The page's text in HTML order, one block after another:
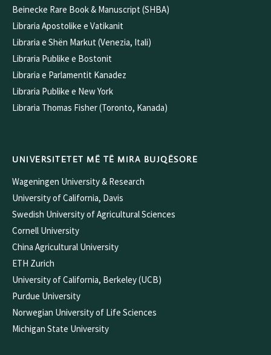
Beinecke Rare Book & Manuscript (SHBA)
Libraria Apostolike e Vatikanit
Libraria e Shën Markut (Venezia, Itali)
Libraria Publike e Bostonit
Libraria e Parlamentit Kanadez
Libraria Publike e New York
Libraria Thomas Fisher (Toronto, Kanada)
UNIVERSITETET MË TË MIRA BUJQËSORE
Wageningen University & Research
University of California, Davis
Swedish University of Agricultural Sciences
Cornell University
China Agricultural University
ETH Zurich
University of California, Berkeley (UCB)
Purdue University
Norwegian University of Life Sciences
Michigan State University